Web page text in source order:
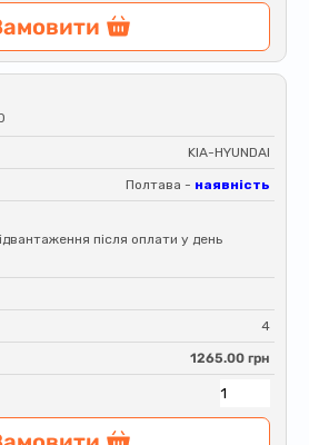
KIA-HYUNDAI
Полтава - наявність
після оплати у день
4
1265.00 грн